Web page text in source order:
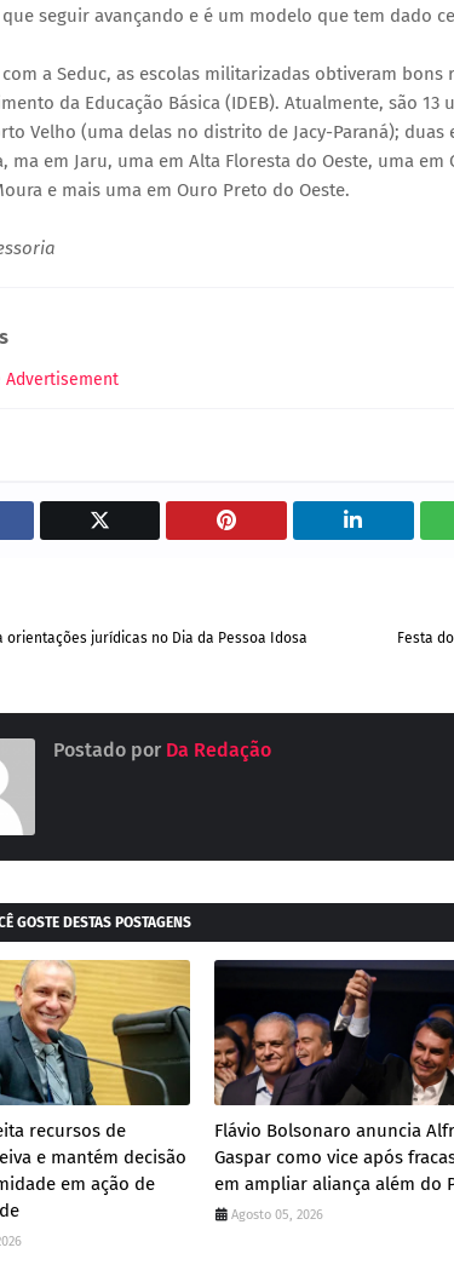
seguir avançando e é um modelo que tem dado
a Seduc, as escolas militarizadas obtiveram
da Educação Básica (IDEB). Atualmente, são
Velho (uma delas no distrito de Jacy-Paraná); duas
ma em Jaru, uma em Alta Floresta do Oeste, uma
e mais uma em Ouro Preto do Oeste.
Advertisement
Festa
orientações jurídicas no Dia da Pessoa Idosa
Postado por Da Redação
GOSTE DESTAS POSTAGENS
recursos de
e mantém decisão
em ação de
Flávio Bolsonaro anuncia
Gaspar como vice após
em ampliar aliança além do
Agosto 05, 2026